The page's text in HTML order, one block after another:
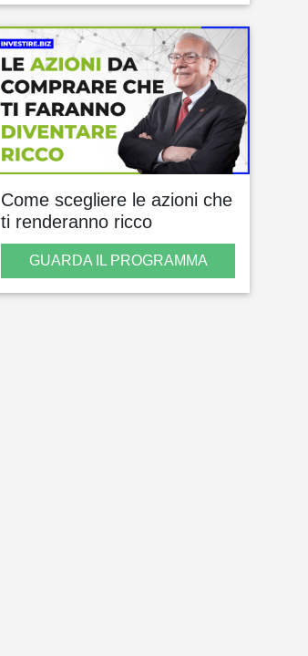
Come scegliere le azioni che
ti renderanno ricco
GUARDA IL PROGRAMMA